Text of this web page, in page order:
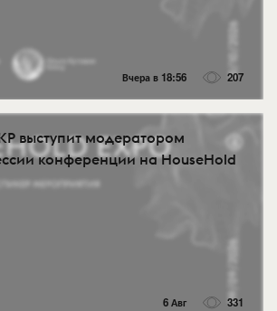
Вчера в 18:56 207
выступит модератором
конференции на HouseHold
6 Авг 331